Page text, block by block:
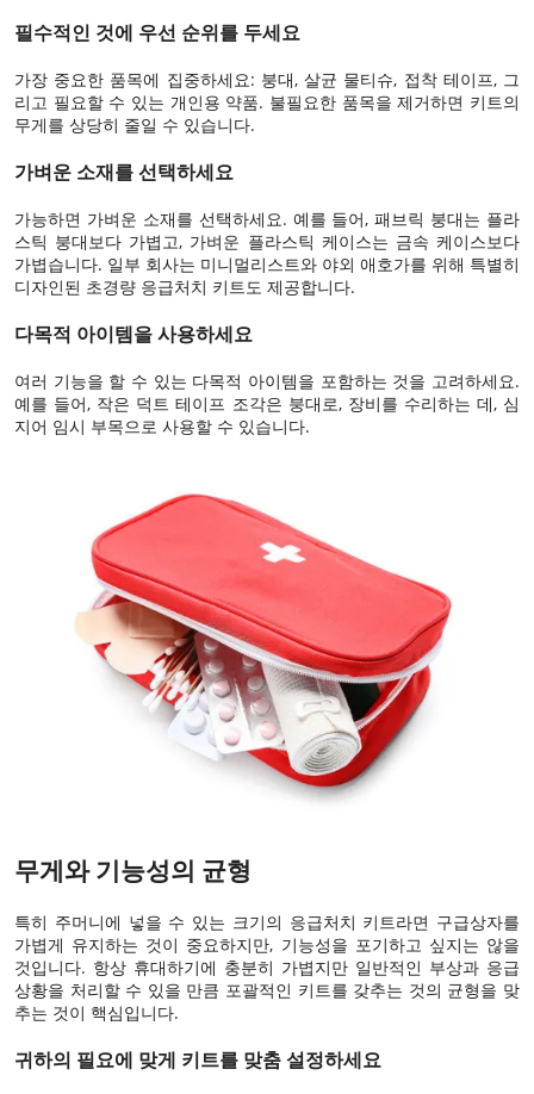
필수적인 것에 우선 순위를 두세요
가장 중요한 품목에 집중하세요: 붕대, 살균 물티슈, 접착 테이프, 그
리고 필요할 수 있는 개인용 약품. 불필요한 품목을 제거하면 키트의
무게를 상당히 줄일 수 있습니다.
가벼운 소재를 선택하세요
가능하면 가벼운 소재를 선택하세요. 예를 들어, 패브릭 붕대는 플라
스틱 붕대보다 가볍고, 가벼운 플라스틱 케이스는 금속 케이스보다
가볍습니다. 일부 회사는 미니멀리스트와 야외 애호가를 위해 특별히
디자인된 초경량 응급처치 키트도 제공합니다.
다목적 아이템을 사용하세요
여러 기능을 할 수 있는 다목적 아이템을 포함하는 것을 고려하세요.
예를 들어, 작은 덕트 테이프 조각은 붕대로, 장비를 수리하는 데, 심
지어 임시 부목으로 사용할 수 있습니다.
무게와 기능성의 균형
특히 주머니에 넣을 수 있는 크기의 응급처치 키트라면 구급상자를
가볍게 유지하는 것이 중요하지만, 기능성을 포기하고 싶지는 않을
것입니다. 항상 휴대하기에 충분히 가볍지만 일반적인 부상과 응급
상황을 처리할 수 있을 만큼 포괄적인 키트를 갖추는 것의 균형을 맞
추는 것이 핵심입니다.
귀하의 필요에 맞게 키트를 맞춤 설정하세요